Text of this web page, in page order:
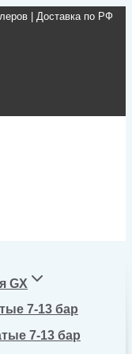
| Доставка по РФ
GX
7-13 бар
7-13 бар